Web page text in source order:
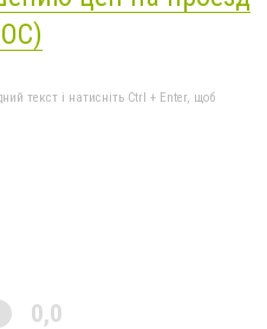
текст і натисніть Ctrl + Enter, щоб
0,0